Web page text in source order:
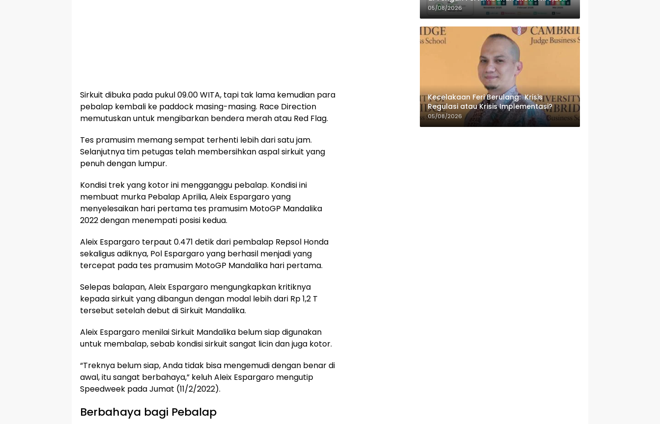
Sirkuit dibuka pada pukul 09.00 WITA, tapi tak lama kemudian para
pebalap kembali ke paddock masing-masing. Race Direction
memutuskan untuk mengibarkan bendera merah atau Red Flag.
Tes pramusim memang sempat terhenti lebih dari satu jam.
Selanjutnya tim petugas telah membersihkan aspal sirkuit yang
penuh dengan lumpur.
Kondisi trek yang kotor ini mengganggu pebalap. Kondisi ini
membuat murka Pebalap Aprilia, Aleix Espargaro yang
menyelesaikan hari pertama tes pramusim MotoGP Mandalika
2022 dengan menempati posisi kedua.
Aleix Espargaro terpaut 0.471 detik dari pembalap Repsol Honda
sekaligus adiknya, Pol Espargaro yang berhasil menjadi yang
tercepat pada tes pramusim MotoGP Mandalika hari pertama.
Selepas balapan, Aleix Espargaro mengungkapkan kritiknya
kepada sirkuit yang dibangun dengan modal lebih dari Rp 1,2 T
tersebut setelah debut di Sirkuit Mandalika.
Aleix Espargaro menilai Sirkuit Mandalika belum siap digunakan
untuk membalap, sebab kondisi sirkuit sangat licin dan juga kotor.
“Treknya belum siap, Anda tidak bisa mengemudi dengan benar di
awal, itu sangat berbahaya,” keluh Aleix Espargaro mengutip
Speedweek pada Jumat (11/2/2022).
Berbahaya bagi Pebalap
Persen
05/08/2026
Kecelakaan Feri Berulang: Krisis
Regulasi atau Krisis Implementasi?
05/08/2026